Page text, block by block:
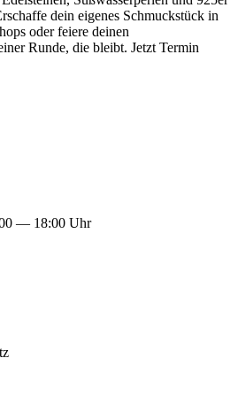
dein eigenes Schmuckstück in
oder feiere deinen
Runde, die bleibt. Jetzt Termin
— 18:00 Uhr